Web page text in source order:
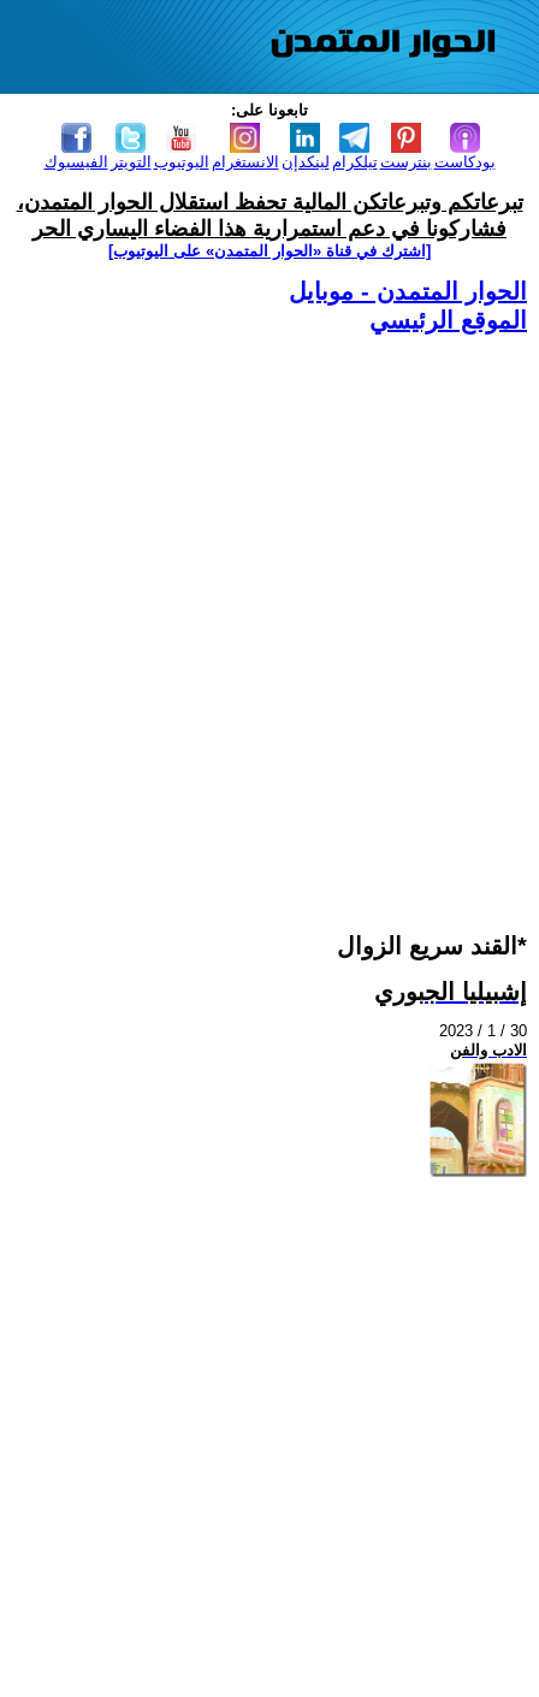
تابعونا على:
الفيسبوك التويتر اليوتيوب الانستغرام لينكدإن تيلكرامبنترست بودكاست
تبرعاتكم وتبرعاتكن المالية تحفظ استقلال الحوار المتمدن،
فشاركونا في دعم استمرارية هذا الفضاء اليساري الحر
[اشترك في قناة ‫«الحوار المتمدن» على اليوتيوب]
الحوار المتمدن - موبايل
الموقع الرئيسي
القند سريع الزوال*
إشبيليا الجبوري
2023 / 1 / 30
الادب والفن